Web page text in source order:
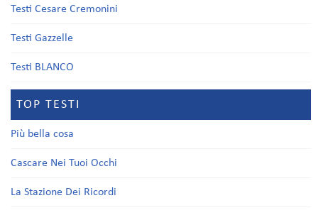
Testi Cesare Cremonini
Testi Gazzelle
Testi BLANCO
TOP TESTI
Più bella cosa
Cascare Nei Tuoi Occhi
La Stazione Dei Ricordi